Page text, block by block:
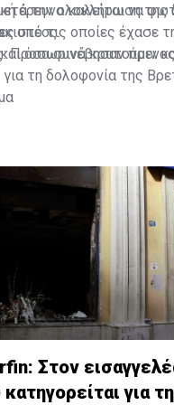
την ολοκλήρωση της
έρευνα καλείται να
υπό τις οποίες έχασε
όσα συνέβησαν πριν
Προσωρινά
τη δολοφονία της
Στον εισαγγελέα
για